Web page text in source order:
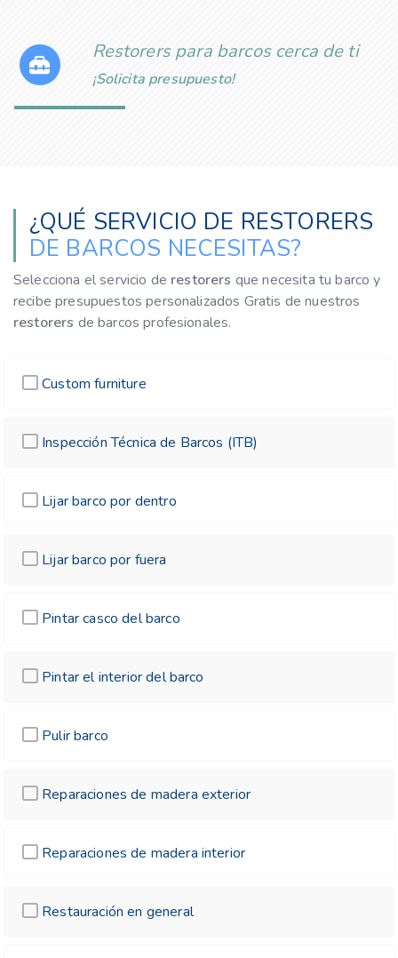
Restorers para barcos cerca de ti
¡Solicita presupuesto!
¿QUÉ SERVICIO DE RESTORERS
DE BARCOS NECESITAS?
Selecciona el servicio de restorers que necesita tu barco y
recibe presupuestos personalizados Gratis de nuestros
restorers de barcos profesionales.
Custom furniture
Inspección Técnica de Barcos (ITB)
Lijar barco por dentro
Lijar barco por fuera
Pintar casco del barco
Pintar el interior del barco
Pulir barco
Reparaciones de madera exterior
Reparaciones de madera interior
Restauración en general